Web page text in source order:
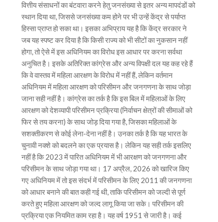
वित्तीय संसाधनों का बंटवारा करने हेतु जनसंख्या से इतर अन्य मापदंडों को
स्थान दिया था, जिससे जनसंख्या कम होने पर भी उन्हें केंद्र से पर्याप्त
हिस्सा प्राप्त हो सका था। इसका अभिप्राय यह है कि केंद्र सरकार ने
जब यह स्पष्ट कर दिया है कि किसी राज्य को भी सीटों का नुकसान नहीं
होगा, तो ऐसे में इस अधिनियम का विरोध इस आधार पर करना सर्वथा
अनुचित है। इसके अतिरिक्त कांग्रेस और अन्य विपक्षी दल यह कह रहे हैं
कि वे वास्तव में महिला आरक्षण के विरोध में नहीं हैं, लेकिन वर्तमान
अधिनियम में महिला आरक्षण को परिसीमन और जनगणना के साथ जोड़ा
जाना सही नहीं है। कांग्रेस का तर्क है कि इस बिल में महिलाओं के लिए
आरक्षण को देशव्यापी परिसीमन प्रक्रिया (निर्वाचन क्षेत्रों की सीमाओं को
फिर से तय करना) के साथ जोड़ दिया गया है, जिसका महिलाओं के
सशक्तीकरण से कोई लेना-देना नहीं है। उनका तर्क है कि यह भारत के
चुनावी नक्शे को बदलने का एक प्रयास है। लेकिन यह सही तर्क इसलिए
नहीं है कि 2023 में पारित अधिनियम में भी आरक्षण को जनगणना और
परिसीमन के साथ जोड़ा गया था। 17 अप्रैल, 2026 को खारिज किए
गए अधिनियम में तो इस संदर्भ में परिसीमन के लिए 2011 की जनगणना
को आधार बनाने की बात कही गई थी, ताकि परिसीमन को जल्दी से पूर्ण
करते हुए महिला आरक्षण को जल्द लागू किया जा सके। परिसीमन की
प्रक्रिया एक नियमित काम रहा है। यह वर्ष 1951 से जारी है। कई